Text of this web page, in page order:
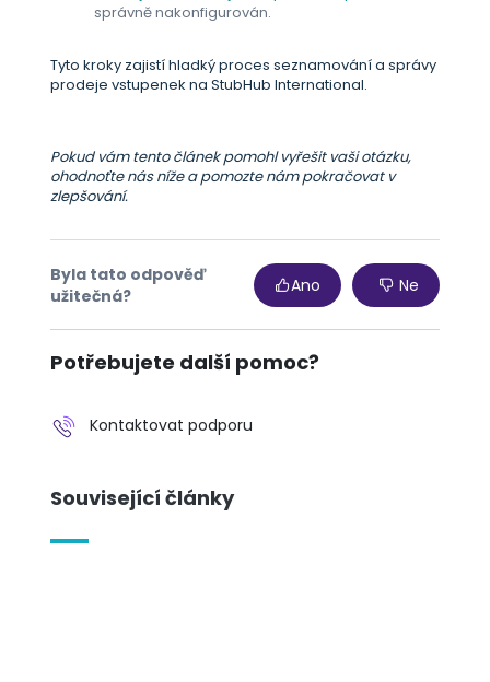
správně nakonfigurován.
Tyto kroky zajistí hladký proces seznamování a správy
prodeje vstupenek na StubHub International.
Pokud vám tento článek pomohl vyřešit vaši otázku,
ohodnoťte nás níže a pomozte nám pokračovat v
zlepšování.
Byla tato odpověď
užitečná?
Ano Ne
Potřebujete další pomoc?
Kontaktovat podporu
Související články